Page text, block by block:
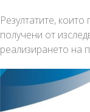
Резултатите,
получени от
реализирането на